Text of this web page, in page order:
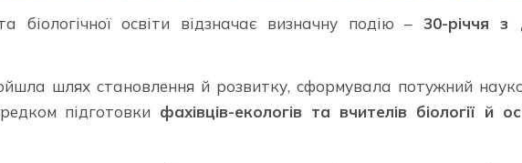
біологічної освіти відзначає визначну подію – 30-річчя з
шлях становлення й розвитку, сформувала потужний
підготовки фахівців-екологів та вчителів біології й